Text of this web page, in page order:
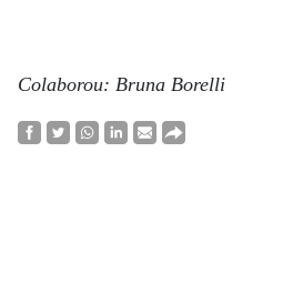
Colaborou: Bruna Borelli